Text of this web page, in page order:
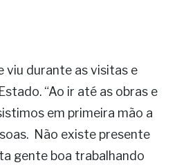
durante as visitas e
“Ao ir até as obras e
em primeira mão a
Não existe presente
gente boa trabalhando